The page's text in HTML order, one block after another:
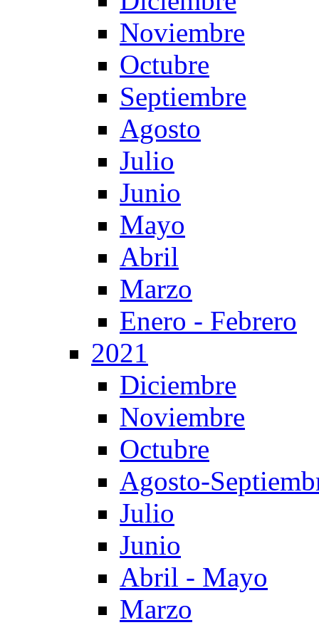
Noviembre
Octubre
Septiembre
Agosto
Julio
Junio
Mayo
Abril
Marzo
Enero - Febrero
2021
Diciembre
Noviembre
Octubre
Agosto-
Julio
Junio
Abril - Mayo
Marzo